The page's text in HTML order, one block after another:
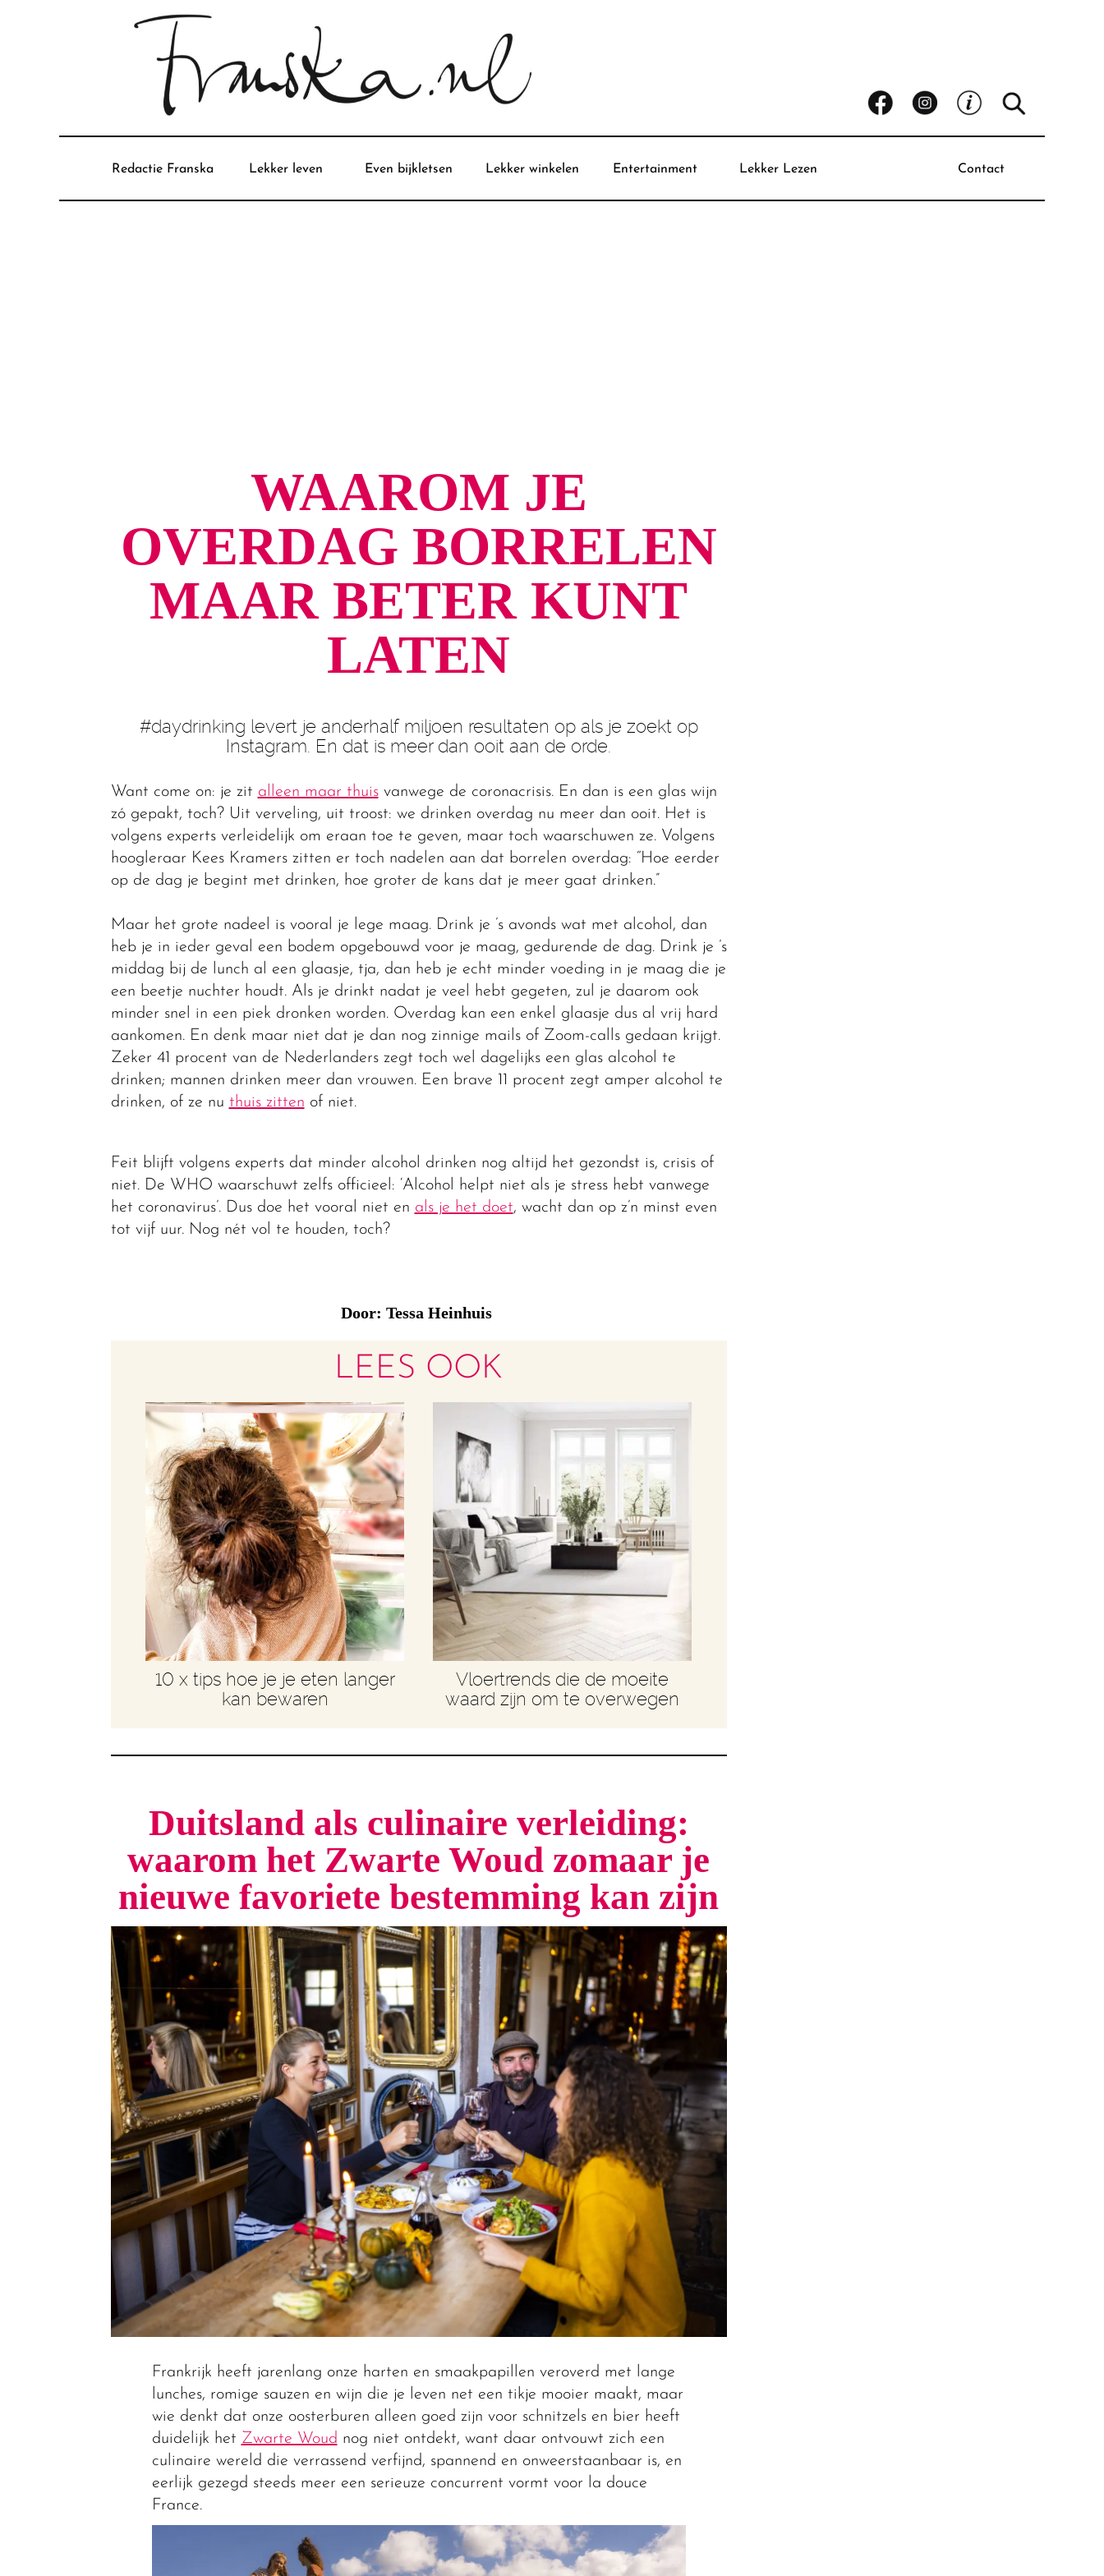
Redactie Franska Lekker leven Even bijkletsen Lekker winkelen Entertainment Lekker Lezen Contact
WAAROM JE
OVERDAG BORRELEN
MAAR BETER KUNT
LATEN
#daydrinking levert je anderhalf miljoen resultaten op als je zoekt op
Instagram. En dat is meer dan ooit aan de orde.
Want come on: je zit alleen maar thuisvanwege de coronacrisis. En dan is een glas wijn
zó gepakt, toch? Uit verveling, uit troost: we drinken overdag nu meer dan ooit. Het is
volgens experts verleidelijk om eraan toe te geven, maar toch waarschuwen ze. Volgens
hoogleraar Kees Kramers zitten er toch nadelen aan dat borrelen overdag: “Hoe eerder
op de dag je begint met drinken, hoe groter de kans dat je meer gaat drinken.”
Maar het grote nadeel is vooral je lege maag. Drink je ’s avonds wat met alcohol, dan
heb je in ieder geval een bodem opgebouwd voor je maag, gedurende de dag. Drink je ’s
middag bij de lunch al een glaasje, tja, dan heb je echt minder voeding in je maag die je
een beetje nuchter houdt. Als je drinkt nadat je veel hebt gegeten, zul je daarom ook
minder snel in een piek dronken worden. Overdag kan een enkel glaasje dus al vrij hard
aankomen. En denk maar niet dat je dan nog zinnige mails of Zoom-calls gedaan krijgt.
Zeker 41 procent van de Nederlanders zegt toch wel dagelijks een glas alcohol te
drinken; mannen drinken meer dan vrouwen. Een brave 11 procent zegt amper alcohol te
drinken, of ze nu thuis zitten of niet.
Feit blijft volgens experts dat minder alcohol drinken nog altijd het gezondst is, crisis of
niet. De WHO waarschuwt zelfs officieel: ‘Alcohol helpt niet als je stress hebt vanwege
het coronavirus’. Dus doe het vooral niet en als je het doet, wacht dan op z’n minst even
tot vijf uur. Nog nét vol te houden, toch?
Door: Tessa Heinhuis
LEES OOK
10 x tips hoe je je eten langer
kan bewaren
Vloertrends die de moeite
waard zijn om te overwegen
Duitsland als culinaire verleiding:
waarom het Zwarte Woud zomaar je
nieuwe favoriete bestemming kan zijn
Frankrijk heeft jarenlang onze harten en smaakpapillen veroverd met lange
lunches, romige sauzen en wijn die je leven net een tikje mooier maakt, maar
wie denkt dat onze oosterburen alleen goed zijn voor schnitzels en bier heeft
duidelijk het Zwarte Woud nog niet ontdekt, want daar ontvouwt zich een
culinaire wereld die verrassend verfijnd, spannend en onweerstaanbaar is, en
eerlijk gezegd steeds meer een serieuze concurrent vormt voor la douce
France.